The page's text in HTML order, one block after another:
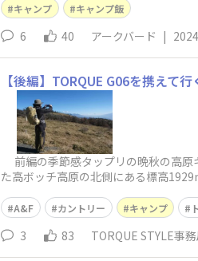
キャンプ キャンプ飯
6 40 アークバード |
【後編】TORQUE G06を携え
前編の季節感タップリの晩秋の高原
た高ボッチ高原の北側にある標高
A&F カントリー キャンプ
3 83 TORQUE STYLE事